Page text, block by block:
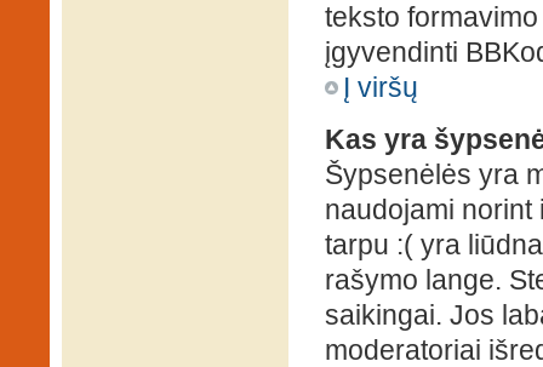
teksto
įgyvendinti
Į viršų
Kas yra
Šypsenėlės yra
naudojami norint
tarpu :( yra
rašymo lange.
saikingai. Jos
moderatoriai